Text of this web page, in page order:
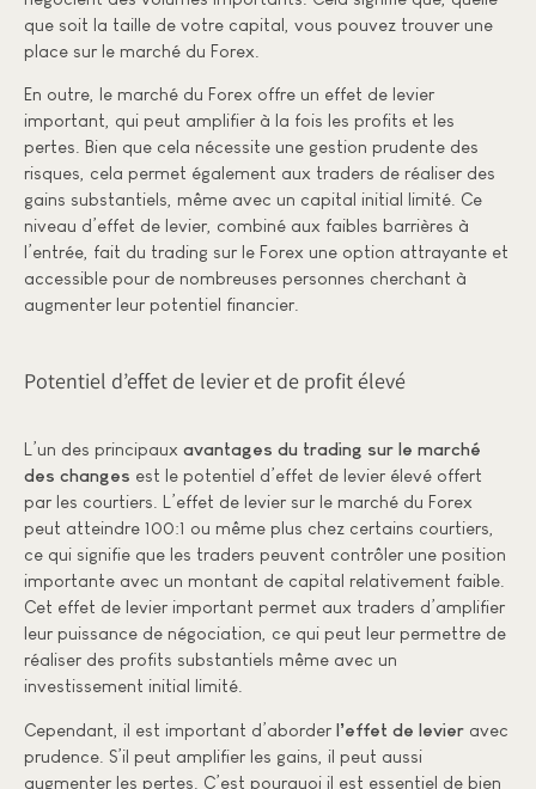
que soit la taille de votre capital, vous pouvez trouver une
place sur le marché du Forex.
En outre, le marché du Forex offre un effet de levier
important, qui peut amplifier à la fois les profits et les
pertes. Bien que cela nécessite une gestion prudente des
risques, cela permet également aux traders de réaliser des
gains substantiels, même avec un capital initial limité. Ce
niveau d’effet de levier, combiné aux faibles barrières à
l’entrée, fait du trading sur le Forex une option attrayante et
accessible pour de nombreuses personnes cherchant à
augmenter leur potentiel financier.
Potentiel d’effet de levier et de profit élevé
L’un des principaux avantages du trading sur le marché
des changes est le potentiel d’effet de levier élevé offert
par les courtiers. L’effet de levier sur le marché du Forex
peut atteindre 100:1 ou même plus chez certains courtiers,
ce qui signifie que les traders peuvent contrôler une position
importante avec un montant de capital relativement faible.
Cet effet de levier important permet aux traders d’amplifier
leur puissance de négociation, ce qui peut leur permettre de
réaliser des profits substantiels même avec un
investissement initial limité.
Cependant, il est important d’aborder l’effet de levier avec
prudence. S’il peut amplifier les gains, il peut aussi
augmenter les pertes. C’est pourquoi il est essentiel de bien